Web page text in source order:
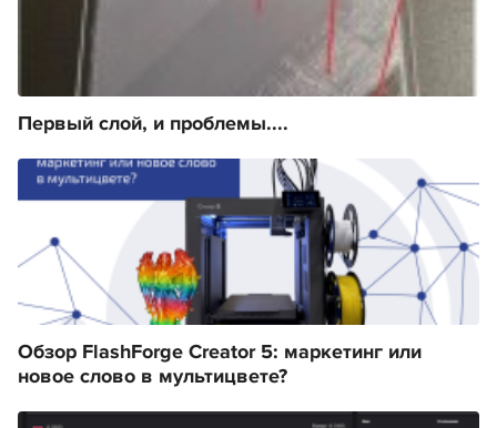
Первый слой, и проблемы....
Обзор FlashForge Creator 5: маркетинг или
новое слово в мультицвете?